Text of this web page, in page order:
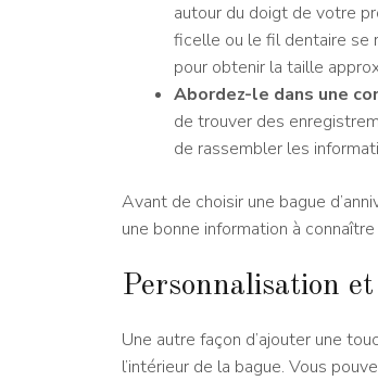
autour du doigt de votre
ficelle ou le fil dentaire se
pour obtenir la taille
Abordez-le dans une
de trouver des
de rassembler les
Avant de choisir une bague
une bonne information à connaître
Personnalisation
Une autre façon d’ajouter une
l’intérieur de la bague. Vous